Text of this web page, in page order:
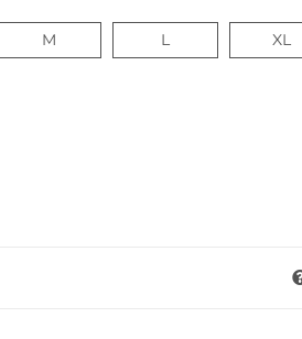
MM L XL